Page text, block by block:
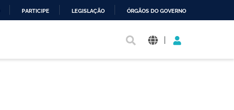
PARTICIPE LEGISLAÇÃO ÓRGÃOS DO GOVERNO
|